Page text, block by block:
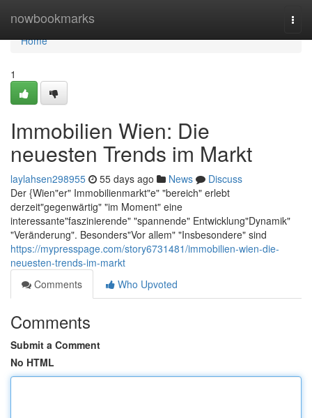
nowbookmarks
Home
Home
1
Immobilien Wien: Die
neuesten Trends im Markt
laylahsen298955 55 days ago News
Discuss
Der {Wien"er" Immobilienmarkt"e" "bereich" erlebt
derzeit"gegenwärtig" "im Moment" eine
interessante"faszinierende" "spannende" Entwicklung"Dynamik"
"Veränderung". Besonders"Vor allem" "Insbesondere" sind
https://mypresspage.com/story6731481/immobilien-wien-die-
neuesten-trends-im-markt
Comments
Who Upvoted
Comments
Submit a Comment
No HTML